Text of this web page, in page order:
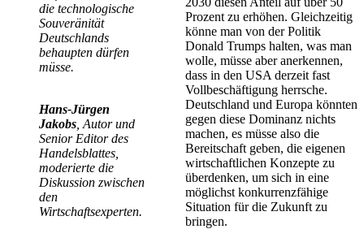
die technologische
Souveränität
Deutschlands
behaupten dürfen
müsse.
Hans-Jürgen
Jakobs , Autor und
Senior Editor des
Handelsblattes,
moderierte die
Diskussion zwischen
den
Wirtschaftsexperten.
Prozent zu erhöhen. Gleichzeitig
könne man von der Politik
Donald Trumps halten, was man
wolle, müsse aber anerkennen,
dass in den USA derzeit fast
Vollbeschäftigung herrsche.
Deutschland und Europa könnten
gegen diese Dominanz nichts
machen, es müsse also die
Bereitschaft geben, die eigenen
wirtschaftlichen Konzepte zu
überdenken, um sich in eine
möglichst konkurrenzfähige
Situation für die Zukunft zu
bringen.